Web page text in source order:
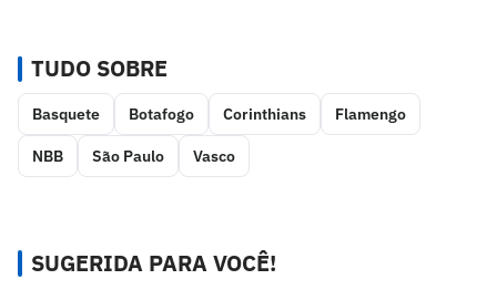
TUDO SOBRE
Basquete Botafogo Corinthians Flamengo
NBB São Paulo Vasco
SUGERIDA PARA VOCÊ!